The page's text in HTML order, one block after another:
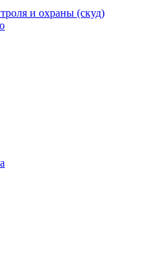
и охраны (скуд)